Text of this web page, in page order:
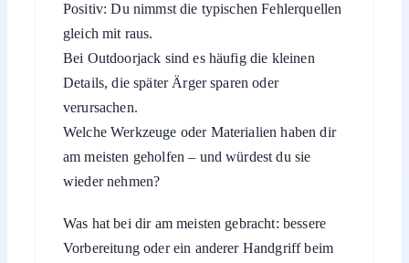
Positiv: Du nimmst die typischen Fehlerquellen
gleich mit raus.
Bei Outdoorjack sind es häufig die kleinen
Details, die später Ärger sparen oder
verursachen.
Welche Werkzeuge oder Materialien haben dir
am meisten geholfen – und würdest du sie
wieder nehmen?
Was hat bei dir am meisten gebracht: bessere
Vorbereitung oder ein anderer Handgriff beim